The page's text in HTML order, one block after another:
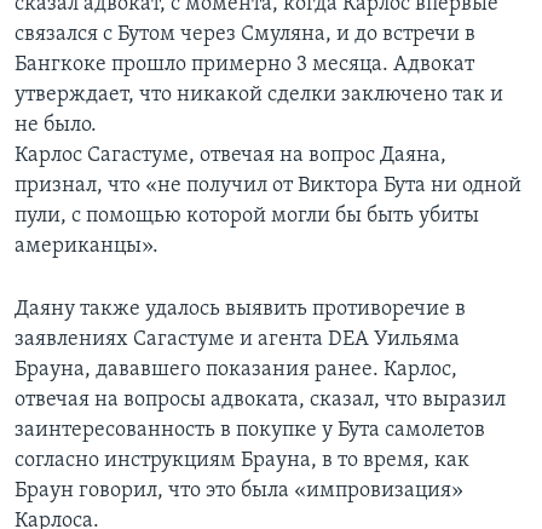
сказал адвокат, с момента, когда Карлос впервые
связался с Бутом через Смуляна, и до встречи в
Бангкоке прошло примерно 3 месяца. Адвокат
утверждает, что никакой сделки заключено так и
не было.
Карлос Сагастуме, отвечая на вопрос Даяна,
признал, что «не получил от Виктора Бута ни одной
пули, с помощью которой могли бы быть убиты
американцы».
Даяну также удалось выявить противоречие в
заявлениях Сагастуме и агента DEA Уильяма
Брауна, дававшего показания ранее. Карлос,
отвечая на вопросы адвоката, сказал, что выразил
заинтересованность в покупке у Бута самолетов
согласно инструкциям Брауна, в то время, как
Браун говорил, что это была «импровизация»
Карлоса.